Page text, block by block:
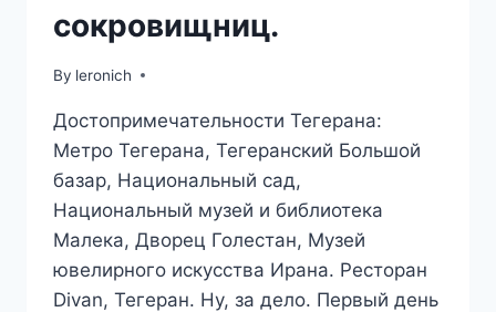
сокровищниц.
By leronich
Достопримечательности Тегерана:
Метро Тегерана, Тегеранский Большой
базар, Национальный сад,
Национальный музей и библиотека
Малека, Дворец Голестан, Музей
ювелирного искусства Ирана. Ресторан
Divan, Тегеран. Ну, за дело. Первый день